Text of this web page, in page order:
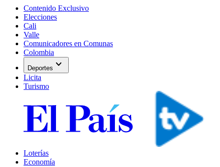
Contenido Exclusivo
Elecciones
Cali
Valle
Comunicadores en Comunas
Colombia
Deportes expand_more
Licita
Turismo
Loterías
Economía